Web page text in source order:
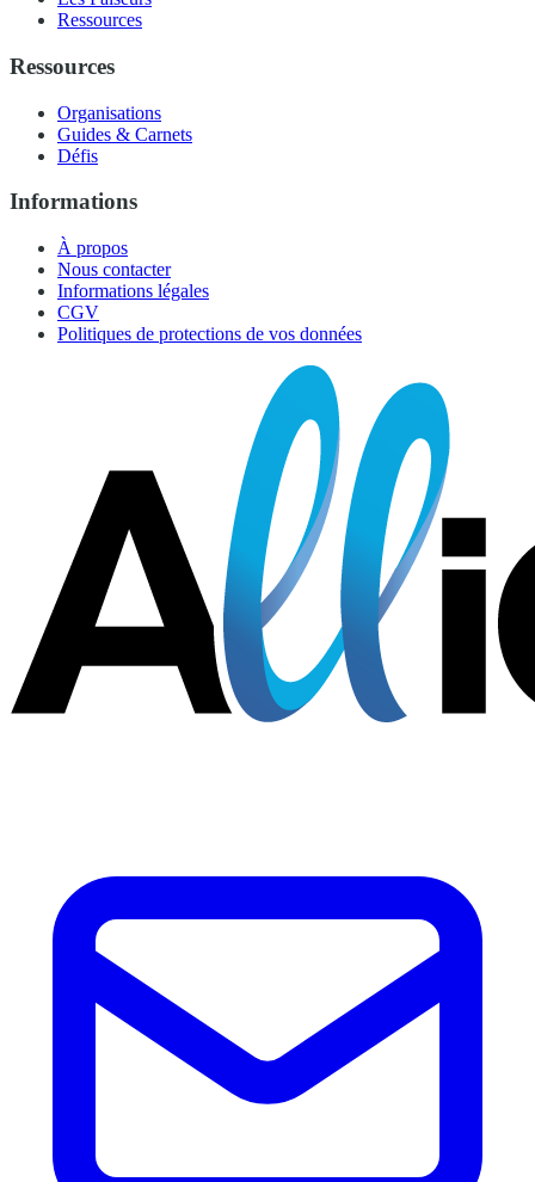
Ressources
Ressources
Organisations
Guides & Carnets
Défis
Informations
À propos
Nous contacter
Informations légales
CGV
Politiques de protections de vos données